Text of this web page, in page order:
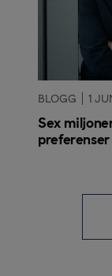
BLOGG 1
Sex
preferenser